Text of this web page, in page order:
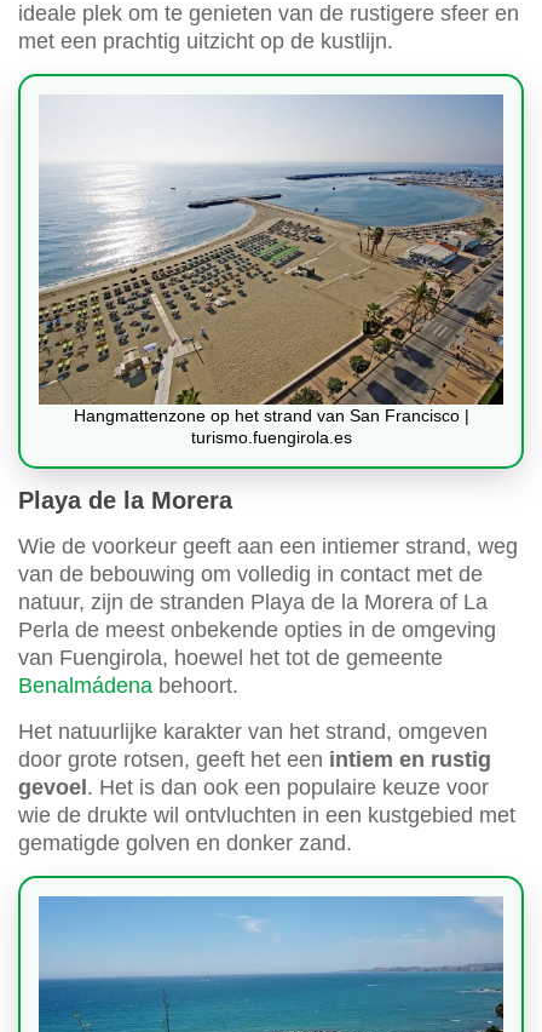
ideale plek om te genieten van de rustigere sfeer en
met een prachtig uitzicht op de kustlijn.
Hangmattenzone op het strand van San Francisco |
turismo.fuengirola.es
Playa de la Morera
Wie de voorkeur geeft aan een intiemer strand, weg
van de bebouwing om volledig in contact met de
natuur, zijn de stranden Playa de la Morera of La
Perla de meest onbekende opties in de omgeving
van Fuengirola, hoewel het tot de gemeente
Benalmádena behoort.
Het natuurlijke karakter van het strand, omgeven
door grote rotsen, geeft het een intiem en rustig
gevoel . Het is dan ook een populaire keuze voor
wie de drukte wil ontvluchten in een kustgebied met
gematigde golven en donker zand.